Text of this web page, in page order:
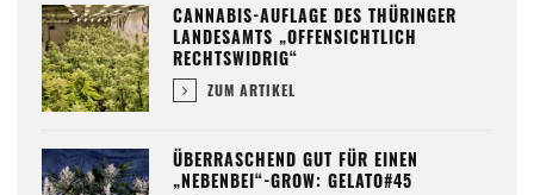
CANNABIS-AUFLAGE DES THÜRINGER
LANDESAMTS „OFFENSICHTLICH
RECHTSWIDRIG“
ZUM ARTIKEL
ÜBERRASCHEND GUT FÜR EINEN
„NEBENBEI“-GROW: GELATO#45